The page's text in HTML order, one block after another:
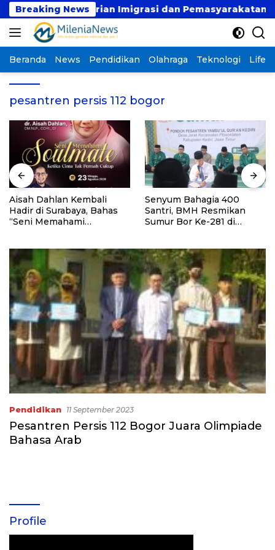
Langsung
ke
konten
Breaking News
di Kementerian Imigrasi dan Pemasyarakatan RI
Beranda News Pendidikan Olahraga Teknologi
pesantren persis 112 bogor
Aisah Dahlan Kembali
Hadir di Surabaya, Bahas
“Seni Memahami
Senyum Bahagia 400
Santri, BMH Resmikan
Sumur Bor Ke-281 di
Pendidikan 11 September 2023
Pesantren Persis 112 Bogor Juara Olimpiade
Bahasa Arab
Profile